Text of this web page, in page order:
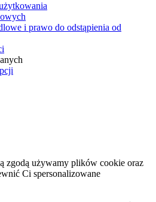
i prawo do odstąpienia od
zgodą używamy plików cookie oraz
Ci spersonalizowane